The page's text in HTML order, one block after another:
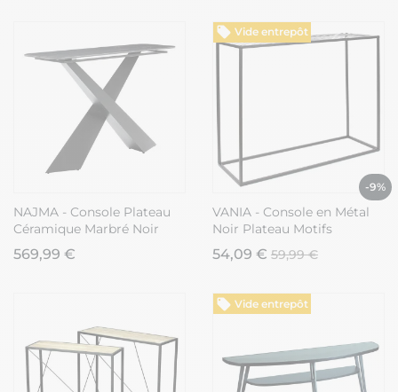
NAJMA - Console Plateau
Céramique Marbré Noir
Pieds Métal Noir
569,99 €
Vide entrepôt
-9%
VANIA - Console en Métal
Noir Plateau Motifs
Géométriques
54,09 € 59,99 €
Vide entrepôt